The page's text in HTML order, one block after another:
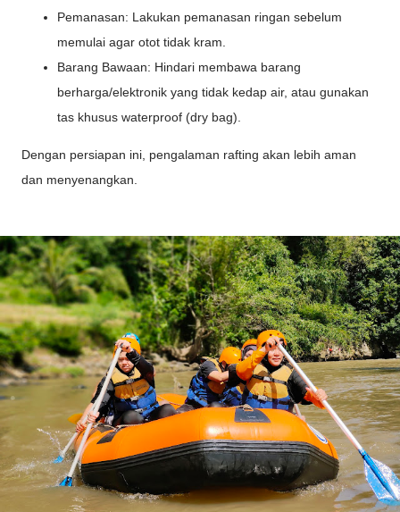
Pemanasan: Lakukan pemanasan ringan sebelum
memulai agar otot tidak kram.
Barang Bawaan: Hindari membawa barang
berharga/elektronik yang tidak kedap air, atau gunakan
tas khusus waterproof (dry bag).
Dengan persiapan ini, pengalaman rafting akan lebih aman
dan menyenangkan.